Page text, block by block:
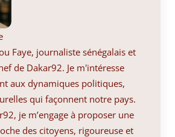
Faye, journaliste sénégalais et
de Dakar92. Je m'intéresse
aux dynamiques politiques,
qui façonnent notre pays.
je m’engage à proposer une
des citoyens, rigoureuse et